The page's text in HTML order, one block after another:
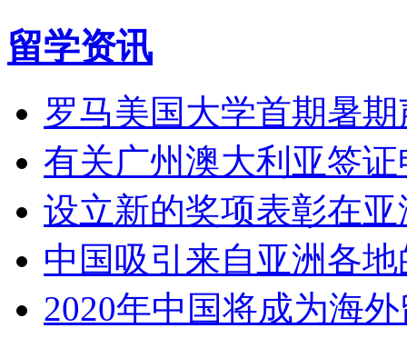
留学资讯
罗马美国大学首期暑
有关广州澳大利亚签
设立新的奖项表彰在
中国吸引来自亚洲各
2020年中国将成为海